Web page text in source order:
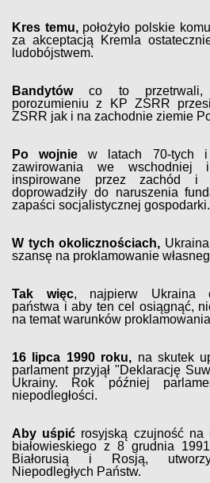
Kres temu,położyło polskie
za akceptacją Kremla
ludobójstwem.
Bandytówco to
porozumieniu z KP ZSRR
ZSRR jak i na zachodnie ziemie
Po wojnie w latach 70-tych i
zawirowania we wschodniej
inspirowane przez zachód i
doprowadziły do naruszenia
zapaści socjalistycznej gospodarki.
W tych okolicznościach,
szansę na proklamowanie
Tak więc, najpierw Ukraina
państwa i aby ten cel osiągnąć,
na temat warunków
16 lipca 1990 roku, na skutek
parlament przyjął "Deklarację
Ukrainy. Rok później
niepodległości.
Aby uśpić rosyjską czujność na
białowieskiego z 8 grudnia
Białorusią i Rosją,
Niepodległych Państw.